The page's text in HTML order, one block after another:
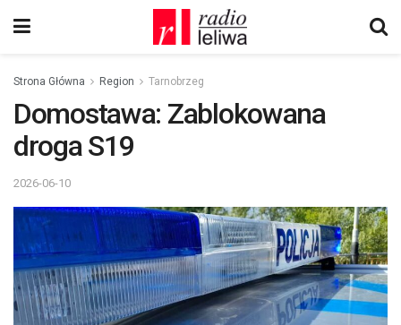
Strona Główna Region Tarnobrzeg
Domostawa: Zablokowana
droga S19
2026-06-10